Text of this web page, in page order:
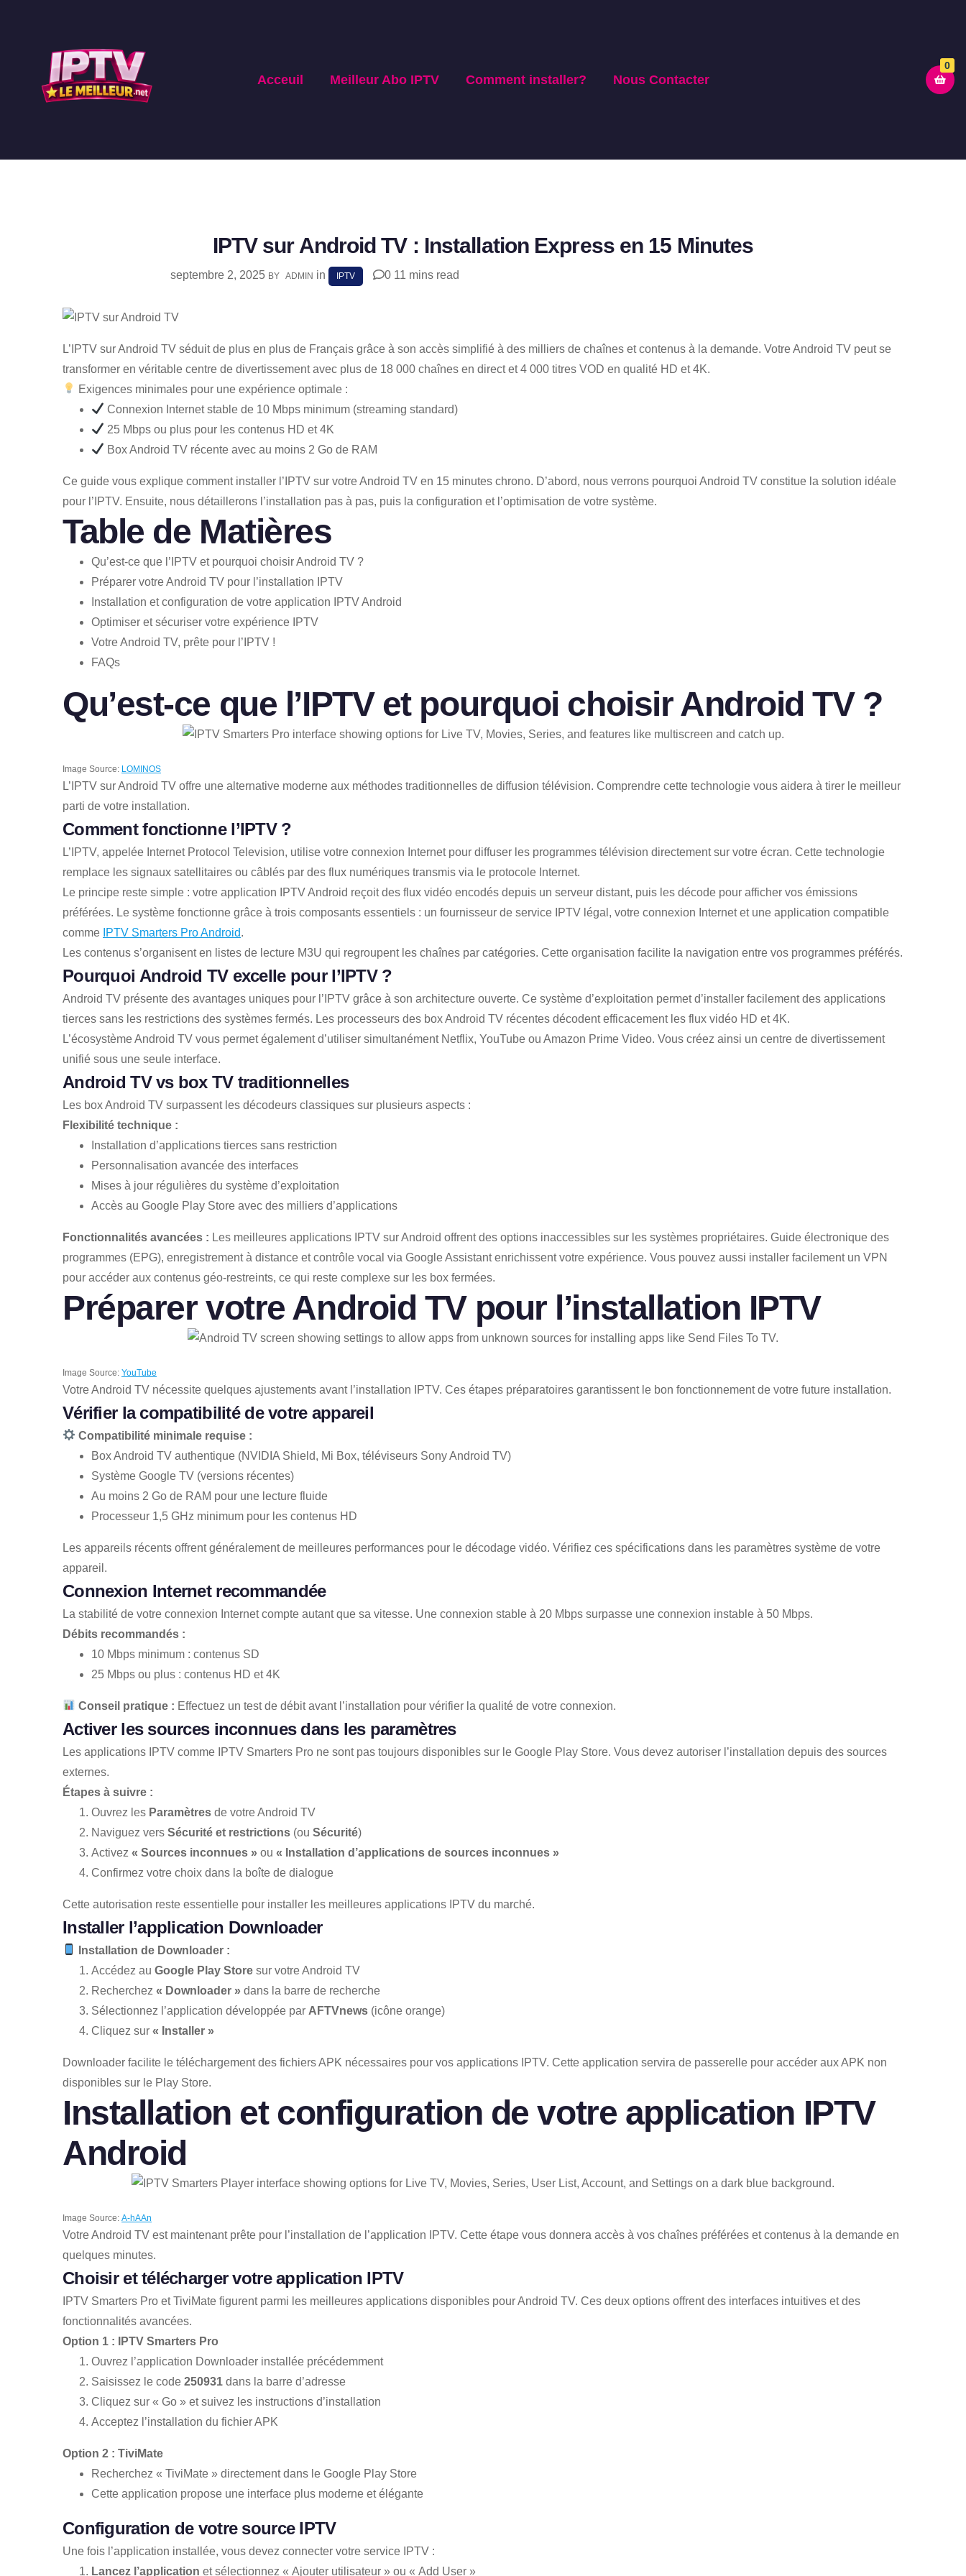
Acceuil Meilleur Abo IPTV Comment installer? Nous Contacter
0
IPTV sur Android TV : Installation Express en 15 Minutes
septembre 2, 2025 BY ADMIN in IPTV 0 11 mins read
L’IPTV sur Android TV séduit de plus en plus de Français grâce à son accès simplifié à des milliers de chaînes et contenus à la demande. Votre Android TV peut se
transformer en véritable centre de divertissement avec plus de 18 000 chaînes en direct et 4 000 titres VOD en qualité HD et 4K.
Exigences minimales pour une expérience optimale :
Connexion Internet stable de 10 Mbps minimum (streaming standard)
25 Mbps ou plus pour les contenus HD et 4K
Box Android TV récente avec au moins 2 Go de RAM
Ce guide vous explique comment installer l’IPTV sur votre Android TV en 15 minutes chrono. D’abord, nous verrons pourquoi Android TV constitue la solution idéale
pour l’IPTV. Ensuite, nous détaillerons l’installation pas à pas, puis la configuration et l’optimisation de votre système.
Table de Matières
Qu’est-ce que l’IPTV et pourquoi choisir Android TV ?
Préparer votre Android TV pour l’installation IPTV
Installation et configuration de votre application IPTV Android
Optimiser et sécuriser votre expérience IPTV
Votre Android TV, prête pour l’IPTV !
FAQs
Qu’est-ce que l’IPTV et pourquoi choisir Android TV ?
Image Source: LOMINOS
L’IPTV sur Android TV offre une alternative moderne aux méthodes traditionnelles de diffusion télévision. Comprendre cette technologie vous aidera à tirer le meilleur
parti de votre installation.
Comment fonctionne l’IPTV ?
L’IPTV, appelée Internet Protocol Television, utilise votre connexion Internet pour diffuser les programmes télévision directement sur votre écran. Cette technologie
remplace les signaux satellitaires ou câblés par des flux numériques transmis via le protocole Internet.
Le principe reste simple : votre application IPTV Android reçoit des flux vidéo encodés depuis un serveur distant, puis les décode pour afficher vos émissions
préférées. Le système fonctionne grâce à trois composants essentiels : un fournisseur de service IPTV légal, votre connexion Internet et une application compatible
comme IPTV Smarters Pro Android.
Les contenus s’organisent en listes de lecture M3U qui regroupent les chaînes par catégories. Cette organisation facilite la navigation entre vos programmes préférés.
Pourquoi Android TV excelle pour l’IPTV ?
Android TV présente des avantages uniques pour l’IPTV grâce à son architecture ouverte. Ce système d’exploitation permet d’installer facilement des applications
tierces sans les restrictions des systèmes fermés. Les processeurs des box Android TV récentes décodent efficacement les flux vidéo HD et 4K.
L’écosystème Android TV vous permet également d’utiliser simultanément Netflix, YouTube ou Amazon Prime Video. Vous créez ainsi un centre de divertissement
unifié sous une seule interface.
Android TV vs box TV traditionnelles
Les box Android TV surpassent les décodeurs classiques sur plusieurs aspects :
Flexibilité technique :
Installation d’applications tierces sans restriction
Personnalisation avancée des interfaces
Mises à jour régulières du système d’exploitation
Accès au Google Play Store avec des milliers d’applications
Fonctionnalités avancées : Les meilleures applications IPTV sur Android offrent des options inaccessibles sur les systèmes propriétaires. Guide électronique des
programmes (EPG), enregistrement à distance et contrôle vocal via Google Assistant enrichissent votre expérience. Vous pouvez aussi installer facilement un VPN
pour accéder aux contenus géo-restreints, ce qui reste complexe sur les box fermées.
Préparer votre Android TV pour l’installation IPTV
Image Source: YouTube
Votre Android TV nécessite quelques ajustements avant l’installation IPTV. Ces étapes préparatoires garantissent le bon fonctionnement de votre future installation.
Vérifier la compatibilité de votre appareil
Compatibilité minimale requise :
Box Android TV authentique (NVIDIA Shield, Mi Box, téléviseurs Sony Android TV)
Système Google TV (versions récentes)
Au moins 2 Go de RAM pour une lecture fluide
Processeur 1,5 GHz minimum pour les contenus HD
Les appareils récents offrent généralement de meilleures performances pour le décodage vidéo. Vérifiez ces spécifications dans les paramètres système de votre
appareil.
Connexion Internet recommandée
La stabilité de votre connexion Internet compte autant que sa vitesse. Une connexion stable à 20 Mbps surpasse une connexion instable à 50 Mbps.
Débits recommandés :
10 Mbps minimum : contenus SD
25 Mbps ou plus : contenus HD et 4K
Conseil pratique : Effectuez un test de débit avant l’installation pour vérifier la qualité de votre connexion.
Activer les sources inconnues dans les paramètres
Les applications IPTV comme IPTV Smarters Pro ne sont pas toujours disponibles sur le Google Play Store. Vous devez autoriser l’installation depuis des sources
externes.
Étapes à suivre :
Ouvrez les Paramètres de votre Android TV
Naviguez vers Sécurité et restrictions (ou Sécurité)
Activez « Sources inconnues » ou « Installation d’applications de sources inconnues »
Confirmez votre choix dans la boîte de dialogue
Cette autorisation reste essentielle pour installer les meilleures applications IPTV du marché.
Installer l’application Downloader
Installation de Downloader :
Accédez au Google Play Store sur votre Android TV
Recherchez « Downloader » dans la barre de recherche
Sélectionnez l’application développée par AFTVnews (icône orange)
Cliquez sur « Installer »
Downloader facilite le téléchargement des fichiers APK nécessaires pour vos applications IPTV. Cette application servira de passerelle pour accéder aux APK non
disponibles sur le Play Store.
Installation et configuration de votre application IPTV
Android
Image Source: A-hAAn
Votre Android TV est maintenant prête pour l’installation de l’application IPTV. Cette étape vous donnera accès à vos chaînes préférées et contenus à la demande en
quelques minutes.
Choisir et télécharger votre application IPTV
IPTV Smarters Pro et TiviMate figurent parmi les meilleures applications disponibles pour Android TV. Ces deux options offrent des interfaces intuitives et des
fonctionnalités avancées.
Option 1 : IPTV Smarters Pro
Ouvrez l’application Downloader installée précédemment
Saisissez le code 250931 dans la barre d’adresse
Cliquez sur « Go » et suivez les instructions d’installation
Acceptez l’installation du fichier APK
Option 2 : TiviMate
Recherchez « TiviMate » directement dans le Google Play Store
Cette application propose une interface plus moderne et élégante
Configuration de votre source IPTV
Une fois l’application installée, vous devez connecter votre service IPTV :
Lancez l’application et sélectionnez « Ajouter utilisateur » ou « Add User »